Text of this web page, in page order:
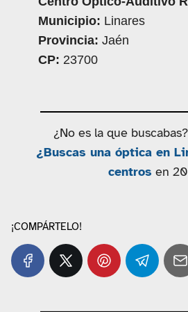
Municipio: Linares
Provincia: Jaén
CP: 23700
¿No es la que
¿Buscas una óptica en
centros en
¡COMPÁRTELO!